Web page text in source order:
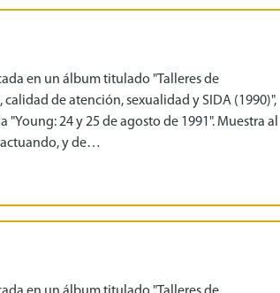
en un álbum titulado "Talleres de
de atención, sexualidad y SIDA (1990)",
24 y 25 de agosto de 1991". Muestra al
y de…